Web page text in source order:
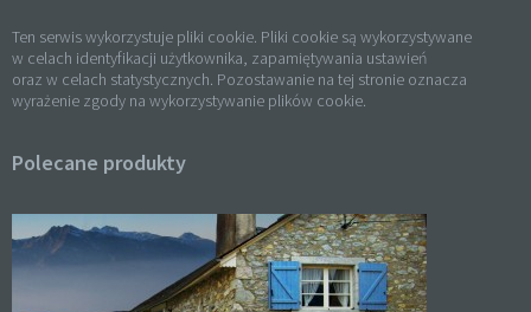
Ten serwis wykorzystuje pliki cookie. Pliki cookie są wykorzystywane
w celach identyfikacji użytkownika, zapamiętywania ustawień
oraz w celach statystycznych. Pozostawanie na tej stronie oznacza
wyrażenie zgody na wykorzystywanie plików cookie.
Polecane produkty